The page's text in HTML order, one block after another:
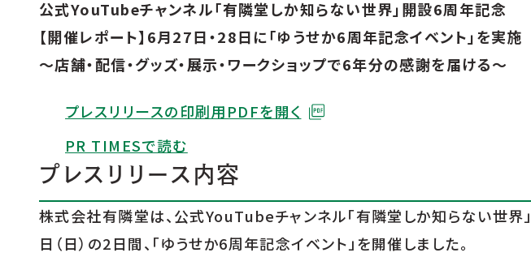
公式YouTubeチャンネル「有隣堂しか知らない世界」開設6周年記念
【開催レポート】6月27日・28日に「ゆうせか6周年記念イベント」を実施
〜店舗・配信・グッズ・展示・ワークショップで6年分の感謝を届ける〜
プレスリリースの印刷用PDFを開く
PR TIMESで読む
プレスリリース内容
株式会社有隣堂は、公式YouTubeチャンネル「有隣堂しか知らない世界
日（日）の2日間、「ゆうせか6周年記念イベント」を開催しました。